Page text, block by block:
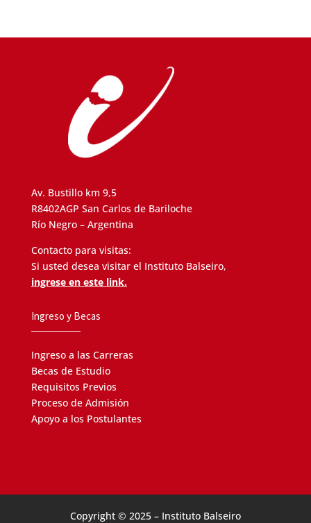
Av. Bustillo km 9,5
R8402AGP San Carlos de Bariloche
Río Negro – Argentina
Contacto para visitas:
Si usted desea visitar el Instituto Balseiro,
ingrese en este link.
Ingreso y Becas
Ingreso a las Carreras
Becas de Estudio
Requisitos Previos
Proceso de Admisión
Apoyo a los Postulantes
Copyright © 2025 – Instituto Balseiro